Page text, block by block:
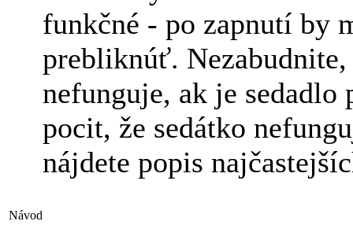
funkčné - po zapnutí by
prebliknúť.
nefunguje, ak je sedadlo
pocit, že sedátko
nájdete popis
Návod